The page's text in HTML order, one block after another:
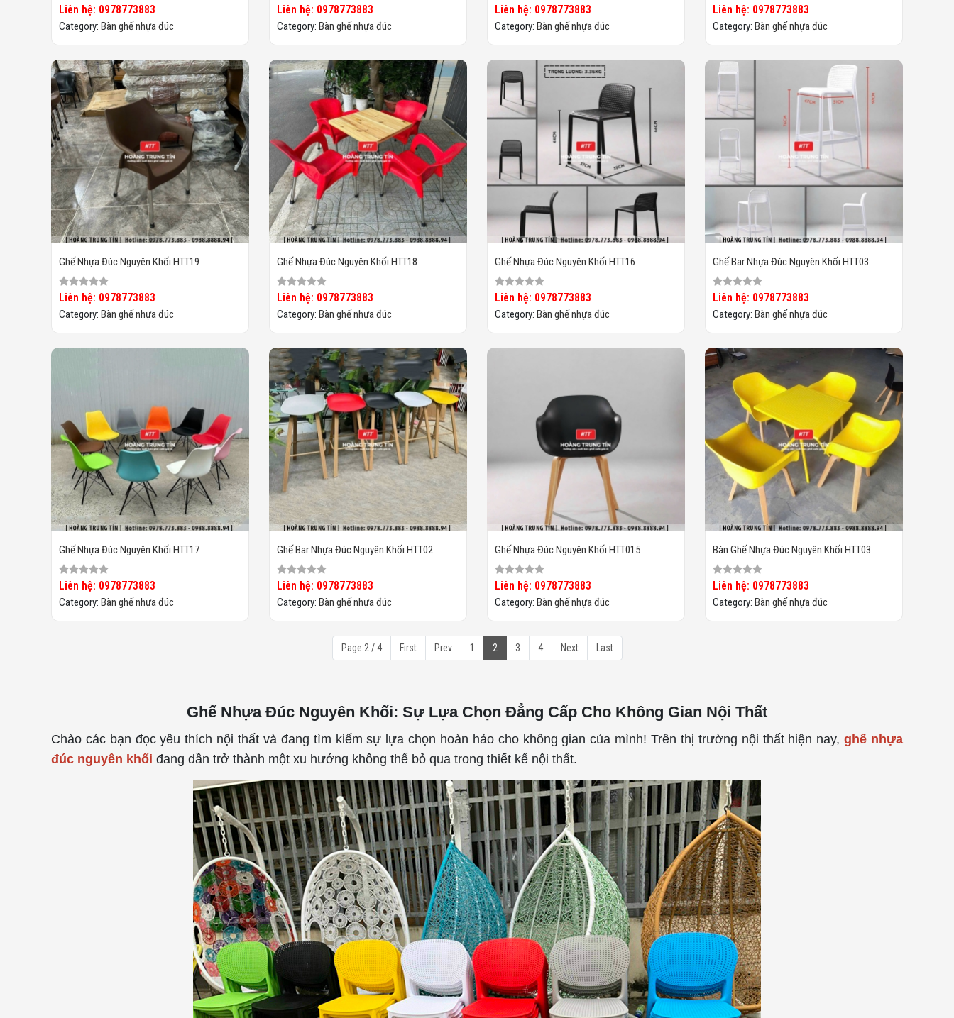
Liên hệ: 0978773883
Category: Bàn ghế nhựa đúc
Liên hệ: 0978773883
Category: Bàn ghế nhựa đúc
Liên hệ: 0978773883
Category: Bàn ghế nhựa đúc
Liên hệ: 0978773883
Category: Bàn ghế nhựa đúc
Ghế Nhựa Đúc Nguyên Khối HTT19
Liên hệ: 0978773883
Category: Bàn ghế nhựa đúc
Ghế Nhựa Đúc Nguyên Khối HTT18
Liên hệ: 0978773883
Category: Bàn ghế nhựa đúc
Ghế Nhựa Đúc Nguyên Khối HTT16
Liên hệ: 0978773883
Category: Bàn ghế nhựa đúc
Ghế Bar Nhựa Đúc Nguyên Khối HTT03
Liên hệ: 0978773883
Category: Bàn ghế nhựa đúc
Ghế Nhựa Đúc Nguyên Khối HTT17
Liên hệ: 0978773883
Category: Bàn ghế nhựa đúc
Ghế Bar Nhựa Đúc Nguyên Khối HTT02
Liên hệ: 0978773883
Category: Bàn ghế nhựa đúc
Ghế Nhựa Đúc Nguyên Khối HTT015
Liên hệ: 0978773883
Category: Bàn ghế nhựa đúc
Bàn Ghế Nhựa Đúc Nguyên Khối HTT03
Liên hệ: 0978773883
Category: Bàn ghế nhựa đúc
Page 2 / 4 First Prev 1 2 3 4 Next Last
Ghế Nhựa Đúc Nguyên Khối: Sự Lựa Chọn Đẳng Cấp Cho Không Gian Nội Thất
Chào các bạn đọc yêu thích nội thất và đang tìm kiếm sự lựa chọn hoàn hảo cho không gian của mình! Trên thị trường nội thất hiện nay,ghế nhựa
đúc nguyên khối đang dần trở thành một xu hướng không thể bỏ qua trong thiết kế nội thất.